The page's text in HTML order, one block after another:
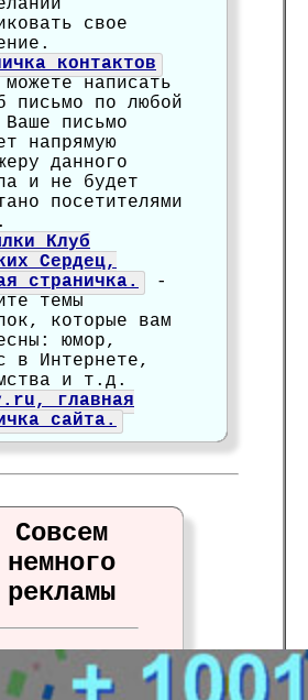
свое
контактов
написать
письмо по любой
письмо
напрямую
данного
и не будет
посетителями
Клуб
Сердец,
страничка.
-
темы
которые вам
юмор,
в Интернете,
и т.д.
главная
сайта.
Совсем
немного
рекламы